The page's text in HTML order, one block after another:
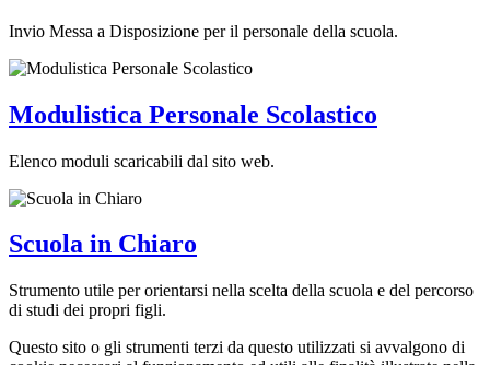
Invio Messa a Disposizione per il personale della scuola.
Modulistica Personale Scolastico
Elenco moduli scaricabili dal sito web.
Scuola in Chiaro
Strumento utile per orientarsi nella scelta della scuola e del percorso
di studi dei propri figli.
Questo sito o gli strumenti terzi da questo utilizzati si avvalgono di